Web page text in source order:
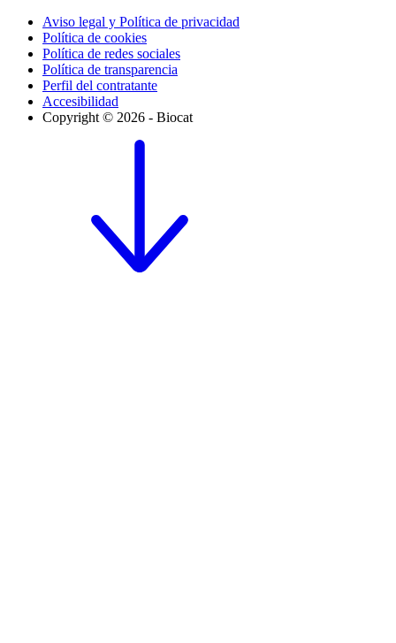
Aviso legal y Política de privacidad
Política de cookies
Política de redes sociales
Política de transparencia
Perfil del contratante
Accesibilidad
Copyright © 2026 - Biocat